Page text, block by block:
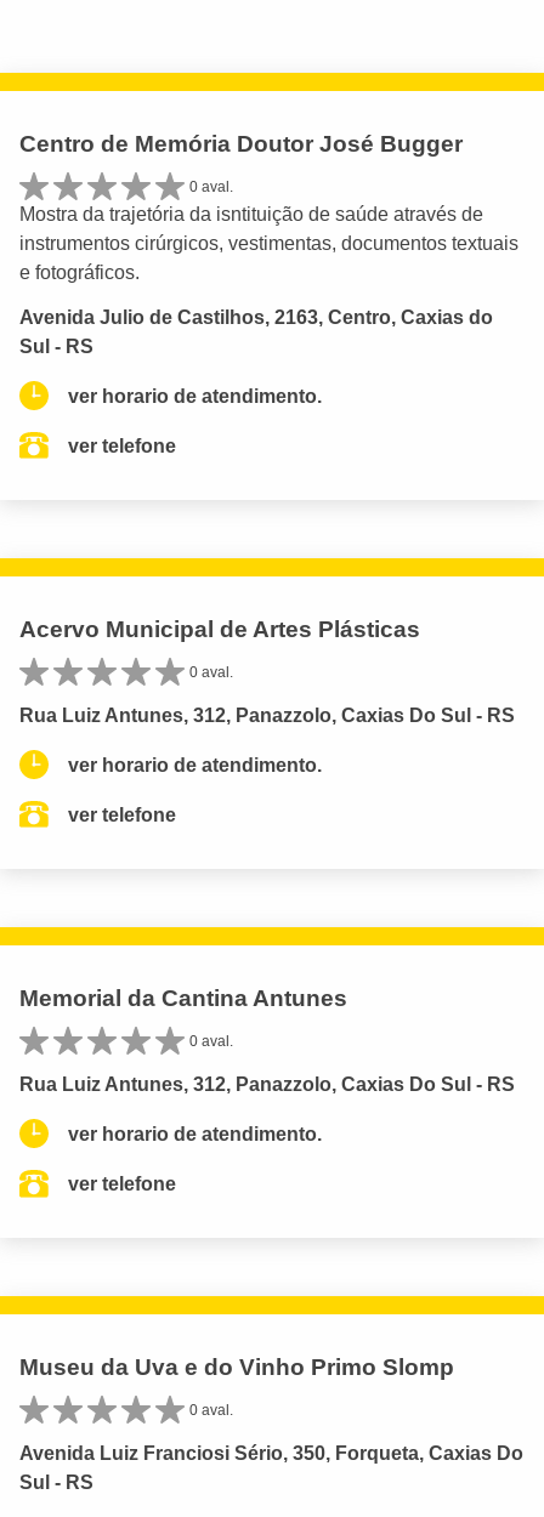
Centro de Memória Doutor José Bugger
0 aval.
Mostra da trajetória da isntituição de saúde através de
instrumentos cirúrgicos, vestimentas, documentos textuais
e fotográficos.
Avenida Julio de Castilhos, 2163, Centro, Caxias do
Sul - RS
ver horario de atendimento.
ver telefone
Acervo Municipal de Artes Plásticas
0 aval.
Rua Luiz Antunes, 312, Panazzolo, Caxias Do Sul - RS
ver horario de atendimento.
ver telefone
Memorial da Cantina Antunes
0 aval.
Rua Luiz Antunes, 312, Panazzolo, Caxias Do Sul - RS
ver horario de atendimento.
ver telefone
Museu da Uva e do Vinho Primo Slomp
0 aval.
Avenida Luiz Franciosi Sério, 350, Forqueta, Caxias Do
Sul - RS